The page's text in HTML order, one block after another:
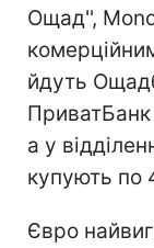
Ощад'',
йдуть
а у
купують по
Євро